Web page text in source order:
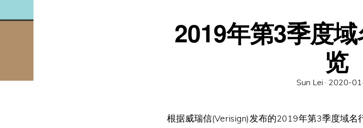
2019年第3季度
览
Sun Lei · Posted
2020-
根据威瑞信(Verisign)发布的2019年第3季度域